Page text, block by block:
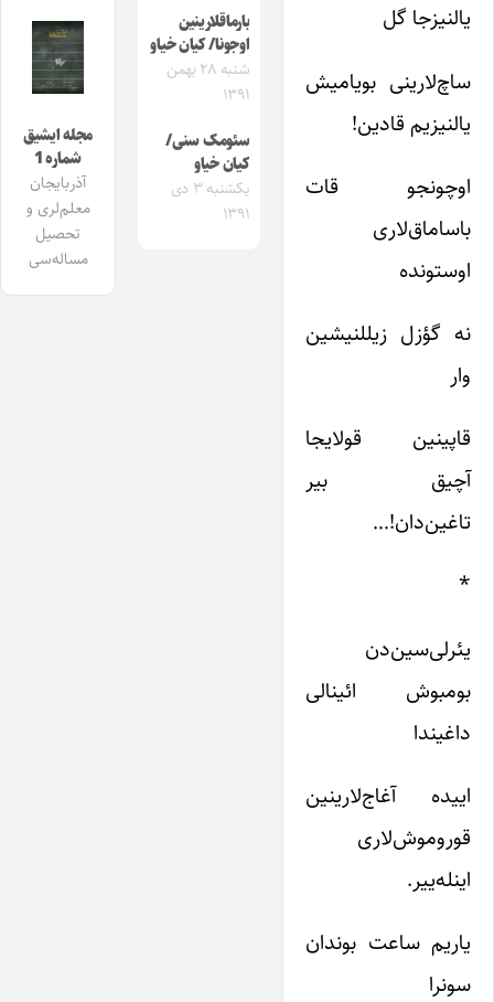
یالنیزجا گل
ساچ‌لارینی بویامیش
یالنیزیم قادین!
اوچونجو قات
باساماق‌لاری
اوستونده
نه گؤزل زیللنیشین
وار
قاپینین قولایجا
آچیق بیر
تاغین‌دان!…
*
یئرلی‌سین‌دن
بومبوش ائینا‌لی
داغیندا
اییده آغاج‌لارینین
قوروموش‌لاری
اینله‌ییر.
یاریم ساعت بوندان
سونرا
بارماقلارینین
اوجونا/ کیان خیاو
شنبه ۲۸ بهمن
۱۳۹۱
سئومک سنی/
کیان خیاو
یکشنبه ۳ دی
۱۳۹۱
مجله ایشیق
شماره 1
آذربایجان
معلم‌لری و
تحصیل
مساله‌سی